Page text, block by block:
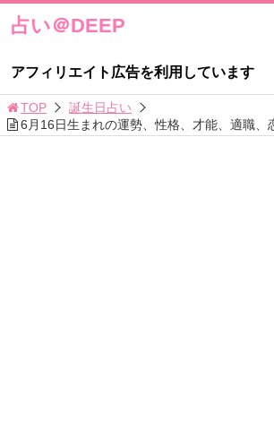
占い＠DEEP
アフィリエイト広告を利用しています
TOP
誕生日占い
6月16日生まれの運勢、性格、才能、適職、